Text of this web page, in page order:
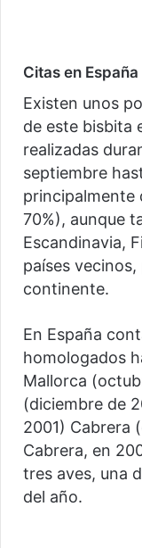
Citas en España
Existen unos
de este bisbita
realizadas
septiembre
principalmente
70%), aunque
Escandinavia,
países
continente.
En España
homologados
Mallorca
(diciembre de
2001) Cabrera
Cabrera, en
tres aves, una
del año.